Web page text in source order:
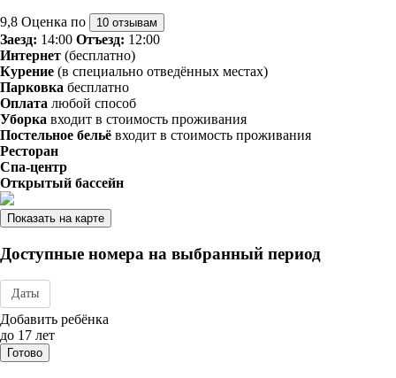
9,8 Оценка по 10 отзывам
Заезд: 14:00 Отъезд: 12:00
Интернет (бесплатно)
Курение (в специально отведённых местах)
Парковка бесплатно
Оплата любой способ
Уборка входит в стоимость проживания
Постельное бельё входит в стоимость проживания
Ресторан
Спа-центр
Открытый бассейн
Показать на карте
Доступные номера на выбранный период
Даты
Дата заезда - отъезда
Добавить ребёнка
до 17 лет
Готово